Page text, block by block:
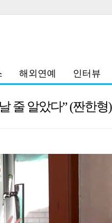
해외연예 인터뷰
줄 알았다” (짠한형)